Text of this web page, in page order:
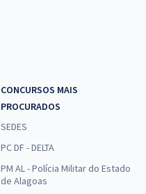
CONCURSOS MAIS
PROCURADOS
SEDES
PC DF - DELTA
PM AL - Polícia Militar do Estado
de Alagoas